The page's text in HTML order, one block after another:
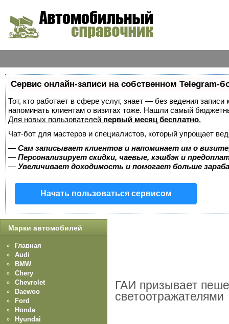
Сервис онлайн-записи на собственном Telegram-
Тот, кто работает в сфере услуг, знает — без ведения
напоминать клиентам о визитах тоже. Нашли самый
Для новых пользователей первый месяц бесплатно.
Чат-бот для мастеров и специалистов, который упрощает
— Сам записывает клиентов и напоминает им о
— Персонализирует скидки, чаевые, кэшбэк и
— Увеличивает доходимость и помогает больше
Начать пользоваться сервисом
ГАИ призывает
светоотражателями
Марки автомобилей
Главная
Audi
BMW
Chery
Chevrolet
Daewoo
Ford
Honda
Hyundai